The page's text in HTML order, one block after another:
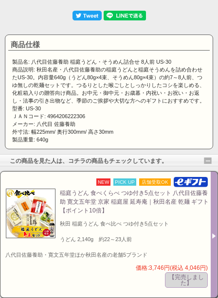
商品仕様
製品名: 八代目佐藤養助 稲庭うどん・そうめん詰合せ 8人前 US-30
商品説明: 秋田名産・八代目佐藤養助の稲庭うどんと稲庭そうめんを詰め合わせ
たUS-30。内容量640g（うどん80g×4束、そうめん80g×4束）の約7～8人前、つ
ゆ無しの乾麺セットです。つるりとした喉ごしとしっかりしたコシを楽しめる、
化粧箱入りの贈答向け商品。お中元・御中元・お歳暮・内祝い・お祝い・お返
し・法事の引き出物など、季節のご挨拶や大切な方へのギフトにおすすめです。
型番: US-30
ＪＡＮコード: 4964206222306
メーカー: 八代目 佐藤養助
外寸法: 幅225mm/ 奥行300mm/ 高さ30mm
製品重量: 640g
この商品を見た人は、コチラの商品もチェックしています。
NEW PICK UP 店舗受取OK
稲庭うどん 食べくらべ つゆ付き5点セット 八代目佐藤養
助 寛文五年堂 京家 稲庭屋 延寿庵｜秋田名産 乾麺 ギフト
【ポイント10倍】
秋田 稲庭うどん 食べ比べ つゆ付き5点セット
うどん 2,140g 約22～23人前
八代目佐藤養助・寛文五年堂ほか秋田名産の老舗5ブランド
価格:3,746円(税込 4,046円)
【完売しまし
た】